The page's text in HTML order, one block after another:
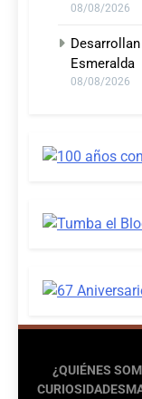
08/08/2026
Esmeralda
08/08/2026
¿QUIÉNES
CURIOSIDADES